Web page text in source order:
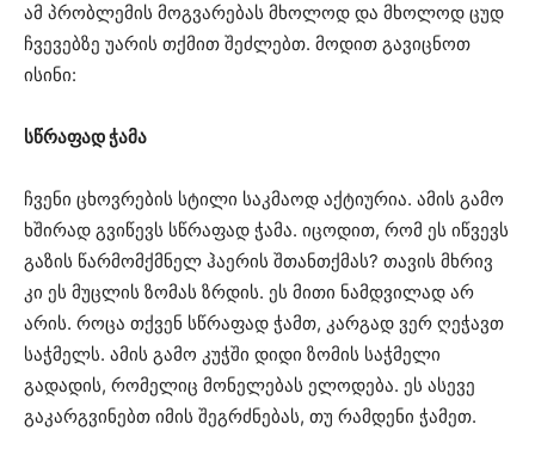
ამ პრობლემის მოგვარებას მხოლოდ და მხოლოდ ცუდ
ჩვევებზე უარის თქმით შეძლებთ. მოდით გავიცნოთ
ისინი:
სწრაფად ჭამა
ჩვენი ცხოვრების სტილი საკმაოდ აქტიურია. ამის გამო
ხშირად გვიწევს სწრაფად ჭამა. იცოდით, რომ ეს იწვევს
გაზის წარმომქმნელ ჰაერის შთანთქმას? თავის მხრივ
კი ეს მუცლის ზომას ზრდის. ეს მითი ნამდვილად არ
არის. როცა თქვენ სწრაფად ჭამთ, კარგად ვერ ღეჭავთ
საჭმელს. ამის გამო კუჭში დიდი ზომის საჭმელი
გადადის, რომელიც მონელებას ელოდება. ეს ასევე
გაკარგვინებთ იმის შეგრძნებას, თუ რამდენი ჭამეთ.